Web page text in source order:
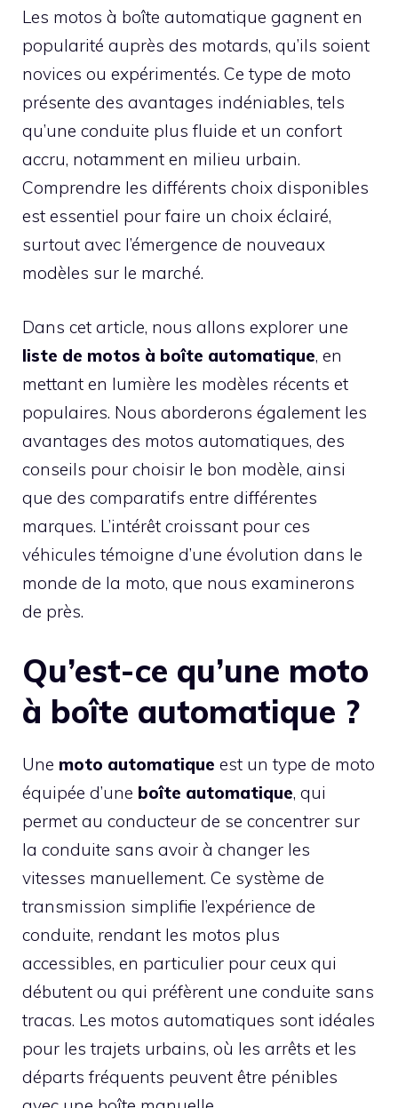
Les motos à boîte automatique gagnent en
popularité auprès des motards, qu’ils soient
novices ou expérimentés. Ce type de moto
présente des avantages indéniables, tels
qu’une conduite plus fluide et un confort
accru, notamment en milieu urbain.
Comprendre les différents choix disponibles
est essentiel pour faire un choix éclairé,
surtout avec l’émergence de nouveaux
modèles sur le marché.
Dans cet article, nous allons explorer une
liste de motos à boîte automatique, en
mettant en lumière les modèles récents et
populaires. Nous aborderons également les
avantages des motos automatiques, des
conseils pour choisir le bon modèle, ainsi
que des comparatifs entre différentes
marques. L’intérêt croissant pour ces
véhicules témoigne d’une évolution dans le
monde de la moto, que nous examinerons
de près.
Qu’est-ce qu’une moto
à boîte automatique ?
Une moto automatique est un type de moto
équipée d’une boîte automatique, qui
permet au conducteur de se concentrer sur
la conduite sans avoir à changer les
vitesses manuellement. Ce système de
transmission simplifie l’expérience de
conduite, rendant les motos plus
accessibles, en particulier pour ceux qui
débutent ou qui préfèrent une conduite sans
tracas. Les motos automatiques sont idéales
pour les trajets urbains, où les arrêts et les
départs fréquents peuvent être pénibles